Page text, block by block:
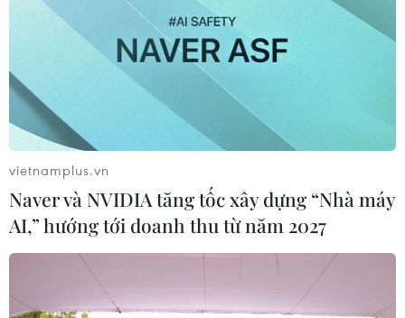
vietnamplus.vn
Naver và NVIDIA tăng tốc xây dựng “Nhà máy
AI,” hướng tới doanh thu từ năm 2027